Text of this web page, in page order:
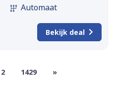
Automaat
Bekijk deal
2 1429 »